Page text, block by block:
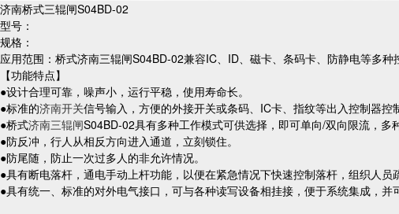
济南桥式三辊闸S04BD-02
型号：
规格：
应用范围：桥式济南三辊闸S04BD-02兼容IC、ID、磁卡、条码卡、防静电等多种
【功能特点】
●设计合理可靠，噪声小，运行平稳，使用寿命长。
●标准的济南开关信号输入，方便的外接开关或条码、IC卡、指纹等出入控制器控
●桥式济南三辊闸S04BD-02具有多种工作模式可供选择，即可单向/双向限流，多
●防反冲，行人从相反方向进入通道，立刻锁住。
●防尾随，防止一次过多人的非允许情况。
●具有断电落杆，通电手动上杆功能，以便在紧急情况下快速控制落杆，组织人员
●具有统一、标准的对外电气接口，可与各种读写设备相挂接，便于系统集成，并